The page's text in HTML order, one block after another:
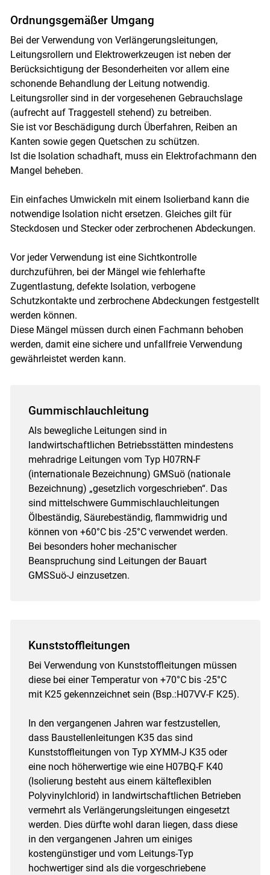
Skip to main content
Ordnungsgemäßer Umgang
Bei der Verwendung von Verlängerungsleitungen,
Leitungsrollern und Elektrowerkzeugen ist neben der
Berücksichtigung der Besonderheiten vor allem eine
schonende Behandlung der Leitung notwendig.
Leitungsroller sind in der vorgesehenen Gebrauchslage
(aufrecht auf Traggestell stehend) zu betreiben.
Sie ist vor Beschädigung durch Überfahren, Reiben an
Kanten sowie gegen Quetschen zu schützen.
Ist die Isolation schadhaft, muss ein Elektrofachmann den
Mangel beheben.
Ein einfaches Umwickeln mit einem Isolierband kann die
notwendige Isolation nicht ersetzen. Gleiches gilt für
Steckdosen und Stecker oder zerbrochenen Abdeckungen.
Vor jeder Verwendung ist eine Sichtkontrolle
durchzuführen, bei der Mängel wie fehlerhafte
Zugentlastung, defekte Isolation, verbogene
Schutzkontakte und zerbrochene Abdeckungen festgestellt
werden können.
Diese Mängel müssen durch einen Fachmann behoben
werden, damit eine sichere und unfallfreie Verwendung
gewährleistet werden kann.
Gummischlauchleitung
Als bewegliche Leitungen sind in
landwirtschaftlichen Betriebsstätten mindestens
mehradrige Leitungen vom Typ H07RN-F
(internationale Bezeichnung) GMSuö (nationale
Bezeichnung) „gesetzlich vorgeschrieben“. Das
sind mittelschwere Gummischlauchleitungen
Ölbeständig, Säurebeständig, flammwidrig und
können von +60°C bis -25°C verwendet werden.
Bei besonders hoher mechanischer
Beanspruchung sind Leitungen der Bauart
GMSSuö-J einzusetzen.
Kunststoffleitungen
Bei Verwendung von Kunststoffleitungen müssen
diese bei einer Temperatur von +70°C bis -25°C
mit K25 gekennzeichnet sein (Bsp.:H07VV-F K25).
In den vergangenen Jahren war festzustellen,
dass Baustellenleitungen K35 das sind
Kunststoffleitungen von Typ XYMM-J K35 oder
eine noch höherwertige wie eine H07BQ-F K40
(Isolierung besteht aus einem kälteflexiblen
Polyvinylchlorid) in landwirtschaftlichen Betrieben
vermehrt als Verlängerungsleitungen eingesetzt
werden. Dies dürfte wohl daran liegen, dass diese
in den vergangenen Jahren um einiges
kostengünstiger und vom Leitungs-Typ
hochwertiger sind als die vorgeschriebene